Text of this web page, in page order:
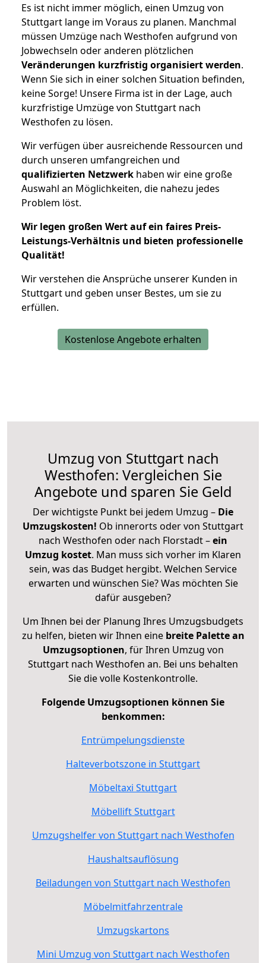
Es ist nicht immer möglich, einen Umzug von
Stuttgart lange im Voraus zu planen. Manchmal
müssen Umzüge nach Westhofen aufgrund von
Jobwechseln oder anderen plötzlichen
Veränderungen kurzfristig organisiert werden.
Wenn Sie sich in einer solchen Situation befinden,
keine Sorge! Unsere Firma ist in der Lage, auch
kurzfristige Umzüge von Stuttgart nach
Westhofen zu lösen.
Wir verfügen über ausreichende Ressourcen und
durch unseren umfangreichen und
qualifizierten Netzwerk haben wir eine große
Auswahl an Möglichkeiten, die nahezu jedes
Problem löst.
Wir legen großen Wert auf ein faires Preis-
Leistungs-Verhältnis und bieten professionelle
Qualität!
Wir verstehen die Ansprüche unserer Kunden in
Stuttgart und geben unser Bestes, um sie zu
erfüllen.
Kostenlose Angebote erhalten
Umzug von Stuttgart nach
Westhofen: Vergleichen Sie
Angebote und sparen Sie Geld
Der wichtigste Punkt bei jedem Umzug – Die
Umzugskosten! Ob innerorts oder von Stuttgart
nach Westhofen oder nach Florstadt –ein
Umzug kostet. Man muss sich vorher im Klaren
sein, was das Budget hergibt. Welchen Service
erwarten und wünschen Sie? Was möchten Sie
dafür ausgeben?
Um Ihnen bei der Planung Ihres Umzugsbudgets
zu helfen, bieten wir Ihnen eine breite Palette an
Umzugsoptionen, für Ihren Umzug von
Stuttgart nach Westhofen an. Bei uns behalten
Sie die volle Kostenkontrolle.
Folgende Umzugsoptionen können Sie
benkommen:
Entrümpelungsdienste
Halteverbotszone in Stuttgart
Möbeltaxi Stuttgart
Möbellift Stuttgart
Umzugshelfer von Stuttgart nach Westhofen
Haushaltsauflösung
Beiladungen von Stuttgart nach Westhofen
Möbelmitfahrzentrale
Umzugskartons
Mini Umzug von Stuttgart nach Westhofen